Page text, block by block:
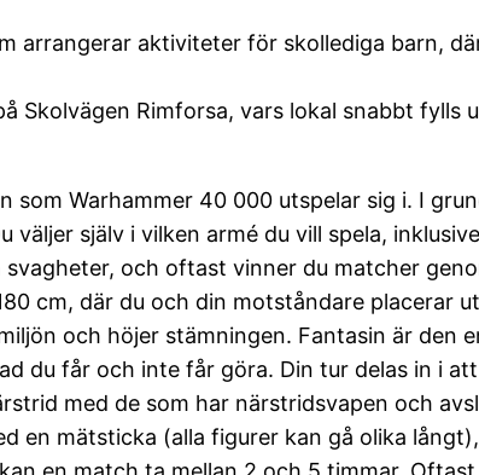
arrangerar aktiviteter för skollediga barn,
Skolvägen Rimforsa, vars lokal snabbt fylls
som Warhammer 40 000 utspelar sig i. I
väljer själv i vilken armé du vill spela,
och oftast vinner du matcher
cm, där du och din motståndare placerar
och höjer stämningen. Fantasin är den
du får och inte får göra. Din tur delas in i
med de som har närstridsvapen och
en mätsticka (alla figurer kan gå olika